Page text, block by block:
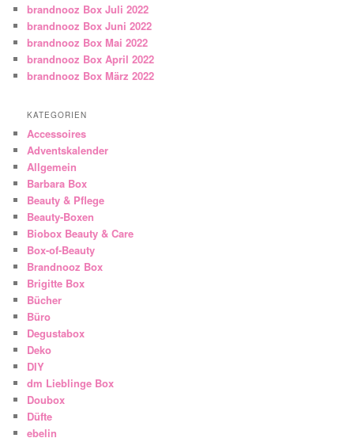
brandnooz Box Juli 2022
brandnooz Box Juni 2022
brandnooz Box Mai 2022
brandnooz Box April 2022
brandnooz Box März 2022
KATEGORIEN
Accessoires
Adventskalender
Allgemein
Barbara Box
Beauty & Pflege
Beauty-Boxen
Biobox Beauty & Care
Box-of-Beauty
Brandnooz Box
Brigitte Box
Bücher
Büro
Degustabox
Deko
DIY
dm Lieblinge Box
Doubox
Düfte
ebelin